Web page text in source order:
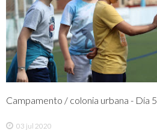
Campamento / colonia urbana - Día 5
03 jul 2020